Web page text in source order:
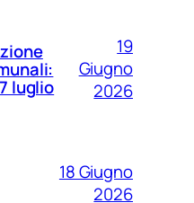
luglio
19
Giugno
2026
18 Giugno
2026